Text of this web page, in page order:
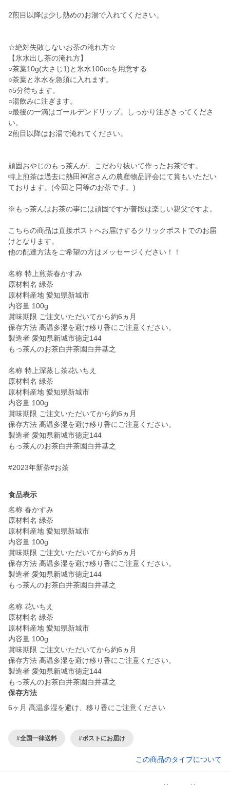
2煎目以降は少し熱めのお湯で入れてください。
☆絶対失敗しないお茶の淹れ方☆
【氷水出し茶の淹れ方】
○茶葉10g(大さじ1)と氷水100ccを用意する
○茶葉と氷水を急須に入れます。
○5分待ちます。
○湯飲みに注ぎます。
○最後の一滴はゴールデンドリップ。しっかり注ぎきってくださ
い。
2煎目以降はお湯で淹れてください。
頑固おやじのもっ茶んが、こだわり抜いて作ったお茶です。
特上煎茶は過去に熱田神宮さんの農産物品評会にて賞もいただい
ております。(今回と同等のお茶です。)
※もっ茶んはお茶の事には頑固ですが普段は楽しい親父ですよ。
こちらの商品は直接ポストへお届けするクリックポストでのお届
けとなります。
他の配達方法をご希望の方はメッセージください！！
名称 特上煎茶春かすみ
原材料名 緑茶
原材料産地 愛知県新城市
内容量 100g
賞味期限 ご注文いただいてから約6ヵ月
保存方法 高温多湿を避け移り香にご注意ください。
製造者 愛知県新城市徳定144
もっ茶んのお茶白井茶園白井基之
名称 特上深蒸し茶花いちえ
原材料名 緑茶
原材料産地 愛知県新城市
内容量 100g
賞味期限 ご注文いただいてから約6ヵ月
保存方法 高温多湿を避け移り香にご注意ください。
製造者 愛知県新城市徳定144
もっ茶んのお茶白井茶園白井基之
#2023年新茶#お茶
食品表示
名称 春かすみ
原材料名 緑茶
原材料産地 愛知県新城市
内容量 100g
賞味期限 ご注文いただいてから約6ヵ月
保存方法 高温多湿を避け移り香にご注意ください。
製造者 愛知県新城市徳定144
もっ茶んのお茶白井茶園白井基之
名称 花いちえ
原材料名 緑茶
原材料産地 愛知県新城市
内容量 100g
賞味期限 ご注文いただいてから約6ヵ月
保存方法 高温多湿を避け移り香にご注意ください。
製造者 愛知県新城市徳定144
もっ茶んのお茶白井茶園白井基之
保存方法
6ヶ月 高温多湿を避け、移り香にご注意ください
#全国一律送料 #ポストにお届け
この商品のタイプについて